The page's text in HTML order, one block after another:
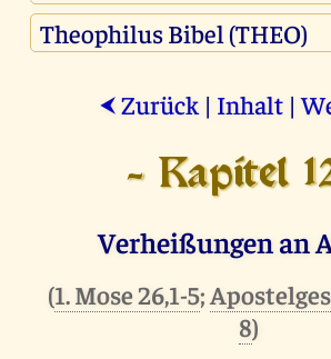
⮜ Zurück | Inhalt |
- Kapitel
Verheißungen an
(1. Mose 26,1-5;
8)